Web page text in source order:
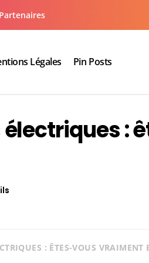
Partenaires
Légales Pin Posts
:
: ÊTES-VOUS VRAIMENT